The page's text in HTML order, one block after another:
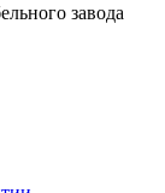
завода